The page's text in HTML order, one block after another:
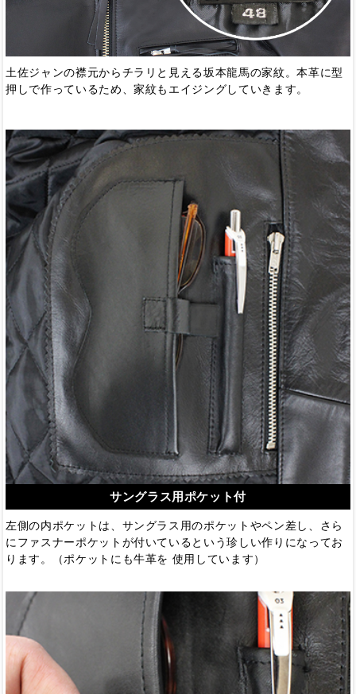
土佐ジャンの襟元からチラリと見える坂本龍馬の家紋。本革に型
押しで作っているため、家紋もエイジングしていきます。
サングラス用ポケット付
左側の内ポケットは、サングラス用のポケットやペン差し、さら
にファスナーポケットが付いているという珍しい作りになってお
ります。（ポケットにも牛革を 使用しています）